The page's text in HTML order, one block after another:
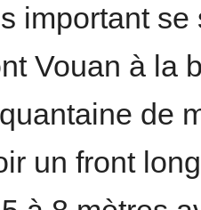
important
Vouan à la
de
un front